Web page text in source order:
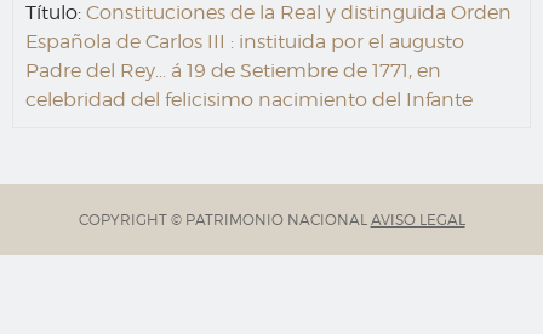
Título: Constituciones de la Real y distinguida Orden
Española de Carlos III : instituida por el augusto
Padre del Rey... á 19 de Setiembre de 1771, en
celebridad del felicisimo nacimiento del Infante
COPYRIGHT © PATRIMONIO NACIONAL AVISO LEGAL